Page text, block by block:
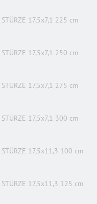
STÜRZE 17,5x7,1 225 cm
STÜRZE 17,5x7,1 250 cm
STÜRZE 17,5x7,1 275 cm
STÜRZE 17,5x7,1 300 cm
STÜRZE 17,5x11,3 100 cm
STÜRZE 17,5x11,3 125 cm